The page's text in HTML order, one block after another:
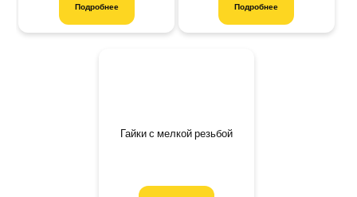
Подробнее Подробнее
Гайки с мелкой резьбой